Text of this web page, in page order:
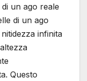
un ago reale
di un ago
infinita
Questo